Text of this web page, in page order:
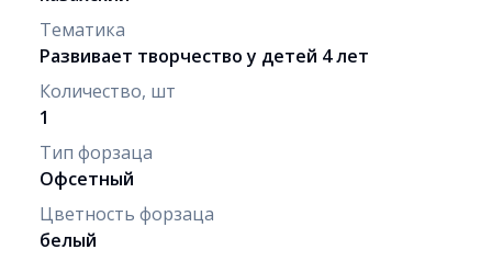
Тематика
Развивает творчество у детей 4 лет
Количество, шт
1
Тип форзаца
Офсетный
Цветность форзаца
белый